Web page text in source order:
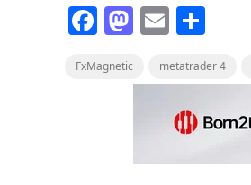
F
c
M
st
o
E
ai
l
п
р
а
в
FxMagnetic metatrader 4